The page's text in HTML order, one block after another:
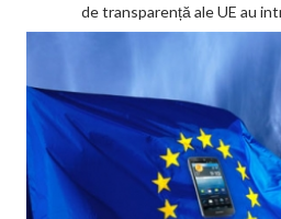
de transparență ale UE au